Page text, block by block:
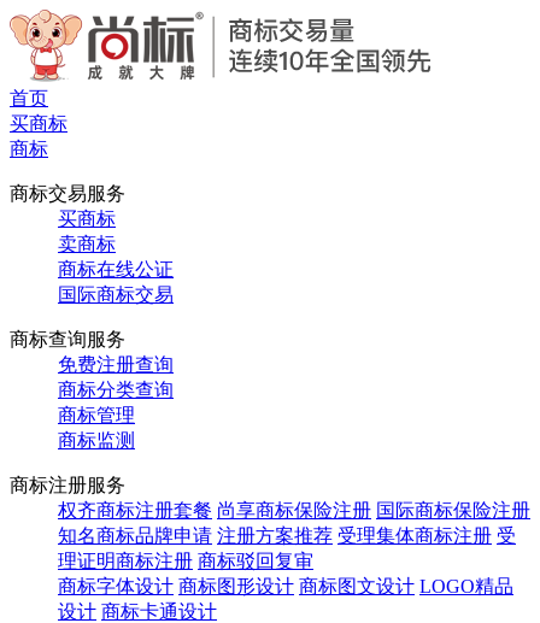
首页
买商标
商标
商标交易服务
买商标
卖商标
商标在线公证
国际商标交易
商标查询服务
免费注册查询
商标分类查询
商标管理
商标监测
商标注册服务
权齐商标注册套餐 尚享商标保险注册 国际商标保险注册
知名商标品牌申请 注册方案推荐 受理集体商标注册 受
理证明商标注册 商标驳回复审
商标字体设计 商标图形设计 商标图文设计 LOGO精品
设计 商标卡通设计